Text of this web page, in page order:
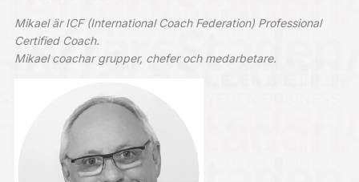
Mikael är ICF (International Coach Federation) Professional
Certified Coach.
Mikael coachar grupper, chefer och medarbetare.